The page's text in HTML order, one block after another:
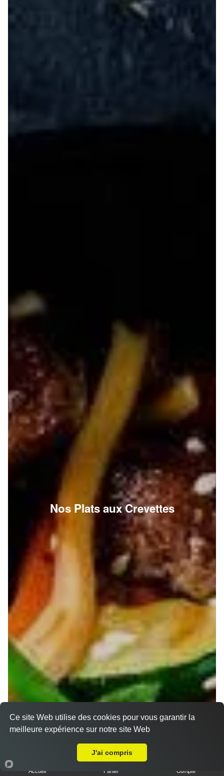
Nos Plats aux Crevettes
Accueil Panier Compte
Ce site Web utilise des cookies pour vous garantir la
meilleure expérience sur notre site Web
J'ai compris